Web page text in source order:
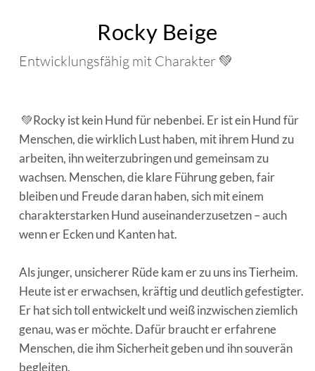
Rocky Beige
Entwicklungsfähig mit Charakter 💚
💚Rocky ist kein Hund für nebenbei. Er ist ein Hund für
Menschen, die wirklich Lust haben, mit ihrem Hund zu
arbeiten, ihn weiterzubringen und gemeinsam zu
wachsen. Menschen, die klare Führung geben, fair
bleiben und Freude daran haben, sich mit einem
charakterstarken Hund auseinanderzusetzen – auch
wenn er Ecken und Kanten hat.
Als junger, unsicherer Rüde kam er zu uns ins Tierheim.
Heute ist er erwachsen, kräftig und deutlich gefestigter.
Er hat sich toll entwickelt und weiß inzwischen ziemlich
genau, was er möchte. Dafür braucht er erfahrene
Menschen, die ihm Sicherheit geben und ihn souverän
begleiten.